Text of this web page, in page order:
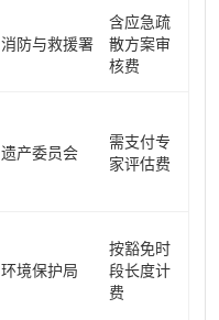
消防与救援署
含应急疏
散方案审
核费
遗产委员会
需支付专
家评估费
环境保护局
按豁免时
段长度计
费